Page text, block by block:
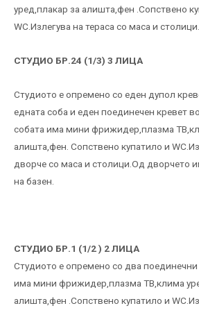
уред,плакар за алишта,фен .Сопствено
WC.Излегува на тераса со маса и столици.
СТУДИО БР.24 (1/3) 3 ЛИЦА
Студиото е опремено со еден дупол
едната соба и еден поединечен кревет
собата има мини фрижидер,плазма
алишта,фен. Сопствено купатило и
дворче со маса и столици.Од дворчето
на базен.
СТУДИО БР.1 (1/2 ) 2 ЛИЦА
Студиото е опремено со два
има мини фрижидер,плазма ТВ,клима
алишта,фен .Сопствено купатило и